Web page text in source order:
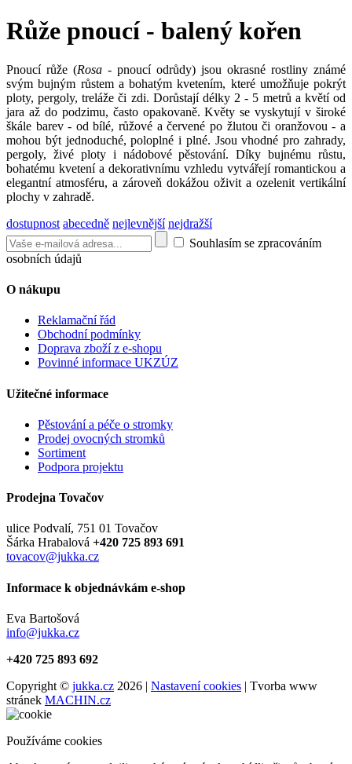
Růže pnoucí - balený kořen
Pnoucí růže (Rosa - pnoucí odrůdy) jsou okrasné rostliny známé
svým bujným růstem a bohatým kvetením, které umožňuje pokrýt
ploty, pergoly, treláže či zdi. Dorůstají délky 2 - 5 metrů a květí od
jara až do podzimu, často opakovaně. Květy se vyskytují v široké
škále barev - od bílé, růžové a červené po žlutou či oranžovou - a
mohou být jednoduché, poloplné i plné. Jsou vhodné pro zahrady,
pergoly, živé ploty i nádobové pěstování. Díky bujnému růstu,
bohatému kvetení a dekorativnímu vzhledu vytvářejí romantickou a
elegantní atmosféru, a zároveň dokážou oživit a ozelenit vertikální
plochy v zahradě.
dostupnost abecedně nejlevnější nejdražší
Souhlasím se zpracováním
osobních údajů
O nákupu
Reklamační řád
Obchodní podmínky
Doprava zboží z e-shopu
Povinné informace UKZÚZ
Užitečné informace
Pěstování a péče o stromky
Prodej ovocných stromků
Sortiment
Podpora projektu
Prodejna Tovačov
ulice Podvalí, 751 01 Tovačov
Šárka Hrabalová +420 725 893 691
tovacov@jukka.cz
Informace k objednávkám e-shop
Eva Bartošová
info@jukka.cz
+420 725 893 692
Copyright © jukka.cz 2026 | Nastavení cookies | Tvorba www
stránek MACHIN.cz
Používáme cookies